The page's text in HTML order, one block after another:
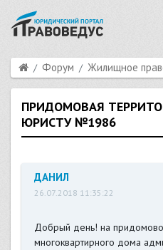
Форум Жилищное
ПРИДОМОВАЯ
ЮРИСТУ №1986
ДАНИЛ
26.07.2018 11:35:22
Добрый день! на
многоквартирного дома